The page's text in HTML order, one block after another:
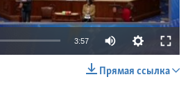
3:57
Прямая ссылка